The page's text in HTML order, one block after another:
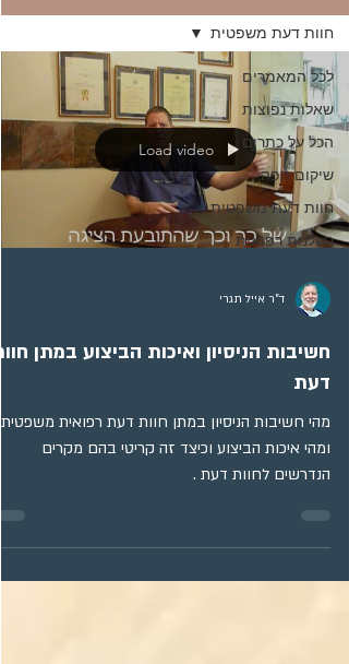
לכל המאמרים
שאלות נפוצות
הכל על כתרים
שיקום הפה
חוות דעת משפטית
רשלנות רפואית
חוות דעת משפטית
Load video
ד"ר אייל תגרי
חשיבות הניסיון ואיכות הביצוע במתן
דעת
מהי חשיבות הניסיון במתן חוות דעת רפואית משפטית
ומהי איכות הביצוע וכיצד זה קריטי בהם מקרים
הנדרשים לחוות דעת .